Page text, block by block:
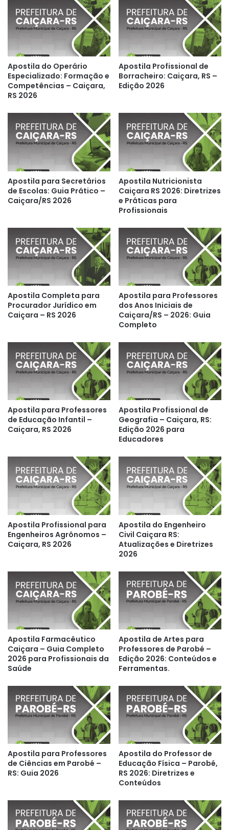
Apostila do Operário
Especializado: Formação e
Competências – Caiçara,
RS 2026
Apostila Profissional de
Borracheiro: Caiçara, RS –
Edição 2026
Apostila para Secretários
de Escolas: Guia Prático –
Caiçara/RS 2026
Apostila Nutricionista
Caiçara RS 2026: Diretrizes
e Práticas para
Profissionais
Apostila Completa para
Procurador Jurídico em
Caiçara – RS 2026
Apostila para Professores
dos Anos Iniciais de
Caiçara/RS – 2026: Guia
Completo
Apostila para Professores
de Educação Infantil –
Caiçara, RS 2026
Apostila Profissional de
Geografia – Caiçara, RS:
Edição 2026 para
Educadores
Apostila Profissional para
Engenheiros Agrônomos –
Caiçara, RS 2026
Apostila do Engenheiro
Civil Caiçara RS:
Atualizações e Diretrizes
2026
Apostila Farmacêutico
Caiçara – Guia Completo
2026 para Profissionais da
Saúde
Apostila de Artes para
Professores de Parobé –
Edição 2026: Conteúdos e
Ferramentas.
Apostila para Professores
de Ciências em Parobé –
RS: Guia 2026
Apostila do Professor de
Educação Física – Parobé,
RS 2026: Diretrizes e
Conteúdos